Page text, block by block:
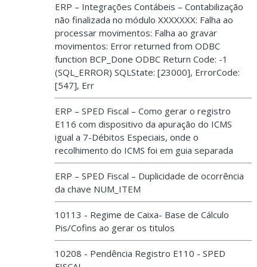
ERP – Integrações Contábeis – Contabilização
não finalizada no módulo XXXXXXX: Falha ao
processar movimentos: Falha ao gravar
movimentos: Error returned from ODBC
function BCP_Done ODBC Return Code: -1
(SQL_ERROR) SQLState: [23000], ErrorCode:
[547], Err
ERP – SPED Fiscal – Como gerar o registro
E116 com dispositivo da apuração do ICMS
igual a 7-Débitos Especiais, onde o
recolhimento do ICMS foi em guia separada
ERP – SPED Fiscal – Duplicidade de ocorrência
da chave NUM_ITEM
10113 - Regime de Caixa- Base de Cálculo
Pis/Cofins ao gerar os titulos
10208 - Pendência Registro E110 - SPED